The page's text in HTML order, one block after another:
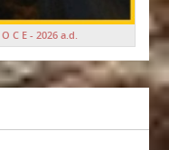
C E - 2026 a.d.